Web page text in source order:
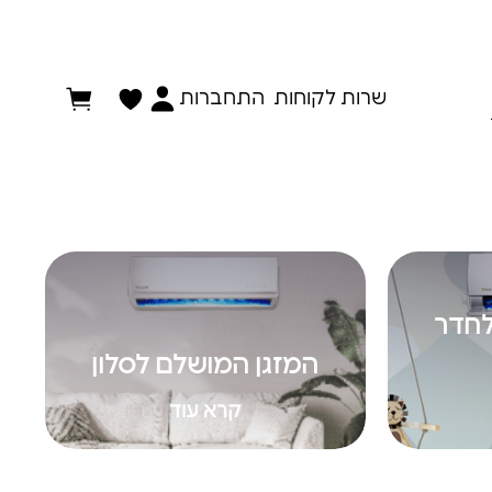
שרות לקוחות התחברות
ילדים?
המזגן המושלם לסלון
קרא עוד
סלון
קרא עוד